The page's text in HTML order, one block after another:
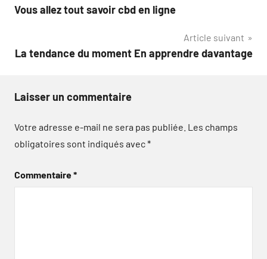
de
Vous allez tout savoir cbd en ligne
Article suivant
La tendance du moment En apprendre davantage
Laisser un commentaire
Votre adresse e-mail ne sera pas publiée. Les champs
obligatoires sont indiqués avec*
Commentaire*